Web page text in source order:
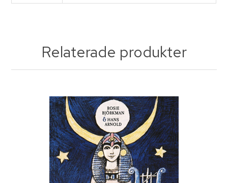
Relaterade produkter